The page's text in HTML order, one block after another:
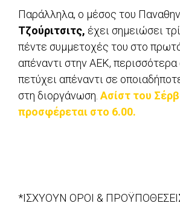
Παράλληλα, ο μέσος του
Τζούριτσιτς, έχει σημειώσει
πέντε συμμετοχές του στο
απέναντι στην ΑΕΚ, περισσότερα
πετύχει απέναντι σε
στη διοργάνωση. Ασίστ του
προσφέρεται στο 6.00.
*ΙΣΧΥΟΥΝ ΟΡΟΙ &